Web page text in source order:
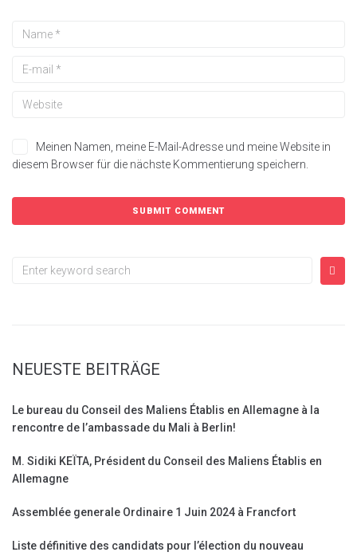
Meinen Namen, meine E-Mail-Adresse und meine Website in
diesem Browser für die nächste Kommentierung speichern.
NEUESTE BEITRÄGE
Le bureau du Conseil des Maliens Établis en Allemagne à la
rencontre de l’ambassade du Mali à Berlin!
M. Sidiki KEÏTA, Président du Conseil des Maliens Établis en
Allemagne
Assemblée generale Ordinaire 1 Juin 2024 à Francfort
Liste définitive des candidats pour l’élection du nouveau